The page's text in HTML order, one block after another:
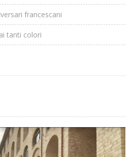
francescani
tanti colori